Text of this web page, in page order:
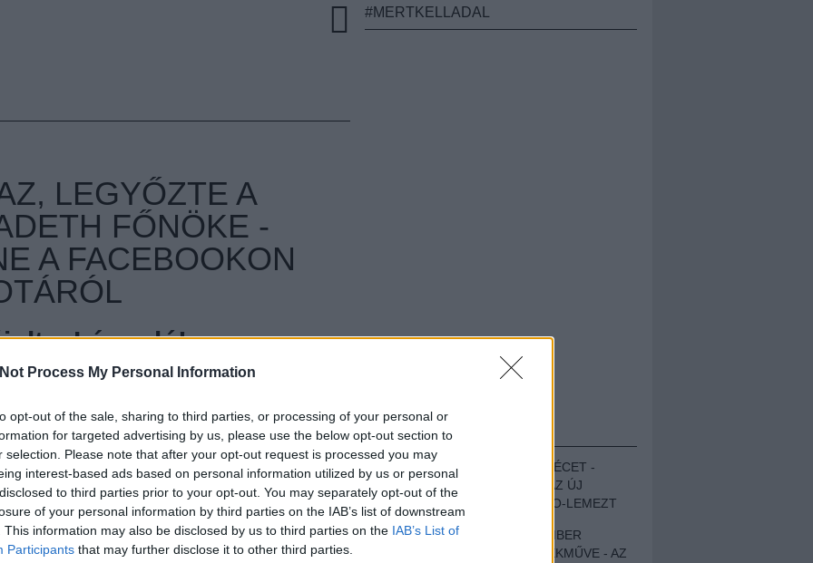
Process My Personal Information
opt-out of the sale, sharing to third parties, or processing of your personal or
for targeted advertising by us, please use the below opt-out section to
selection. Please note that after your opt-out request is processed you may
interest-based ads based on personal information utilized by us or personal
to third parties prior to your opt-out. You may separately opt-out of the
of your personal information by third parties on the IAB’s list of downstream
This information may also be disclosed by us to third parties on the IAB’s List of
Participants that may further disclose it to other third parties.
LEGYŐZTE A
FŐNÖKE -
A FACEBOOKON
a Lángoló!
, ahol az eddigieknél jóval több tartalom vár!
#MERTKELLADAL
EZT HALLGASD!
MEGUGROTTÁK A LÉCET -
MEGHALLGATTUK AZ ÚJ
PROTEST THE HERO-LEMEZT
EGY DÜHÖS VÉNEMBER
UNIVERZÁLIS REMEKMŰVE - AZ